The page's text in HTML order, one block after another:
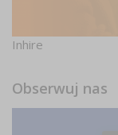
Inhire
Obserwuj nas